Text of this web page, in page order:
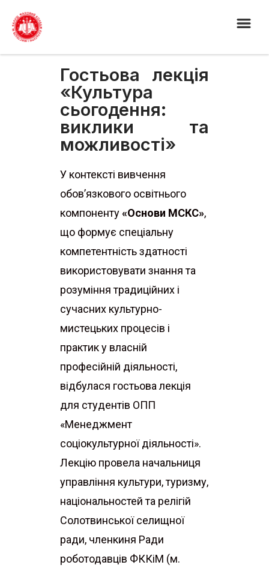
Гостьова лекція
«Культура
сьогодення:
виклики та
можливості»
У контексті вивчення
обов’язкового освітнього
компоненту«Основи МСКС»,
що формує спеціальну
компетентність здатності
використовувати знання та
розуміння традиційних і
сучасних культурно-
мистецьких процесів і
практик у власній
професійній діяльності,
відбулася гостьова лекція
для студентів ОПП
«Менеджмент
соціокультурної діяльності».
Лекцію провела начальниця
управління культури, туризму,
національностей та релігій
Солотвинської селищної
ради, членкиня Ради
роботодавців ФККіМ (м.